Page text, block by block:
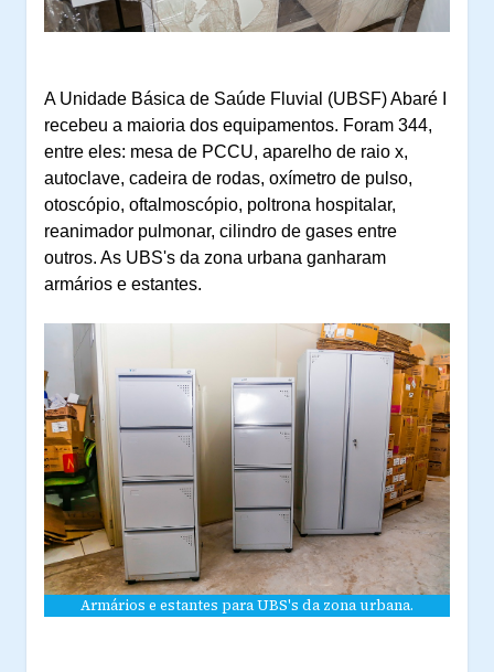
A Unidade Básica de Saúde Fluvial (UBSF) Abaré I
recebeu a maioria dos equipamentos. Foram 344,
entre eles: mesa de PCCU, aparelho de raio x,
autoclave, cadeira de rodas, oxímetro de pulso,
otoscópio, oftalmoscópio, poltrona hospitalar,
reanimador pulmonar, cilindro de gases entre
outros. As UBS's da zona urbana ganharam
armários e estantes.
Armários e estantes para UBS's da zona urbana.